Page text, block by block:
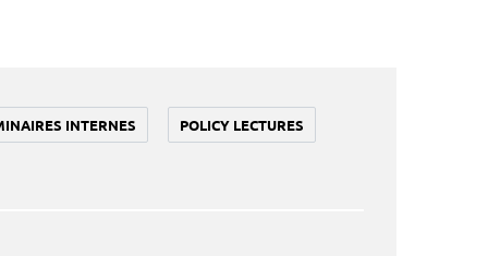
INTERNES POLICY LECTURES